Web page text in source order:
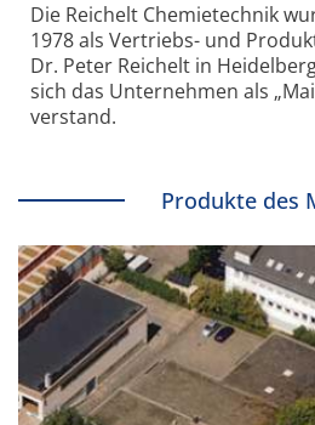
Die Reichelt Chemietechnik
1978 als Vertriebs- und
Dr. Peter Reichelt in
sich das Unternehmen als
verstand.
Produkte des